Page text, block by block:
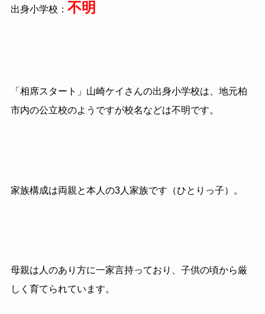
出身小学校： 不明
「相席スタート」山崎ケイさんの出身小学校は、地元柏
市内の公立校のようですが校名などは不明です。
家族構成は両親と本人の3人家族です（ひとりっ子）。
母親は人のあり方に一家言持っており、子供の頃から厳
しく育てられています。